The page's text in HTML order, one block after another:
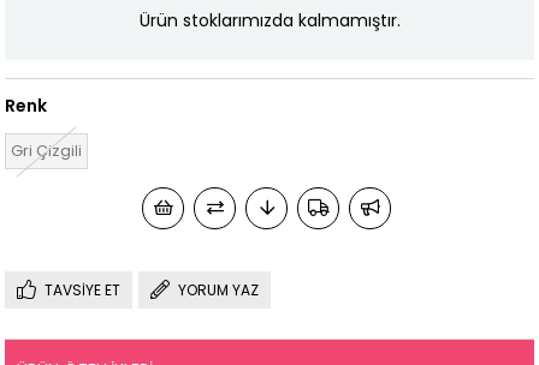
Ürün stoklarımızda kalmamıştır.
Renk
Gri Çizgili
TAVSIYE ET YORUM YAZ